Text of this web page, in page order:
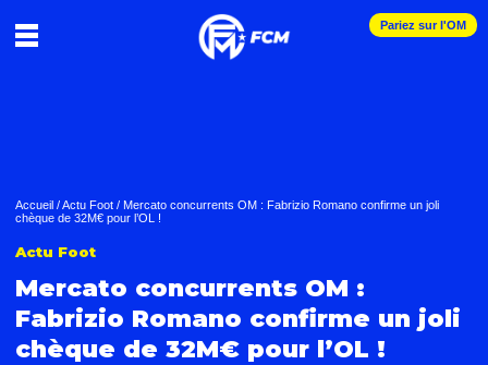
Pariez sur l'OM
Accueil /Actu Foot / Mercato concurrents OM : Fabrizio Romano confirme un joli
chèque de 32M€ pour l’OL !
Actu Foot
Mercato concurrents OM :
Fabrizio Romano confirme un joli
chèque de 32M€ pour l’OL !